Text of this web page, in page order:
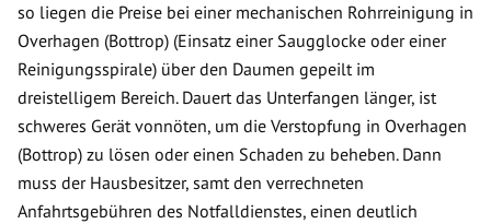
so liegen die Preise bei einer mechanischen Rohrreinigung in
Overhagen (Bottrop) (Einsatz einer Saugglocke oder einer
Reinigungsspirale) über den Daumen gepeilt im
dreistelligem Bereich. Dauert das Unterfangen länger, ist
schweres Gerät vonnöten, um die Verstopfung in Overhagen
(Bottrop) zu lösen oder einen Schaden zu beheben. Dann
muss der Hausbesitzer, samt den verrechneten
Anfahrtsgebühren des Notfalldienstes, einen deutlich